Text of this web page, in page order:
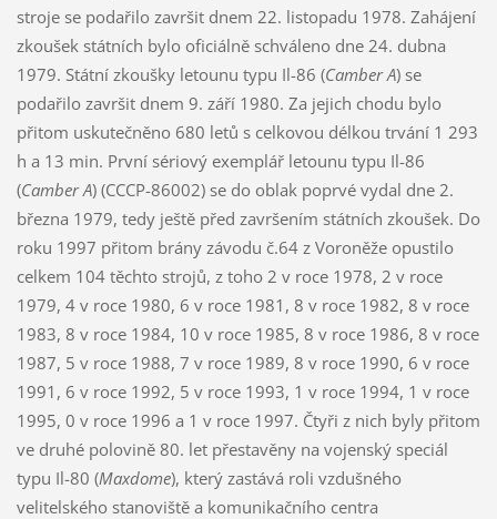
stroje se podařilo završit dnem 22. listopadu 1978. Zahájení
zkoušek státních bylo oficiálně schváleno dne 24. dubna
1979. Státní zkoušky letounu typu Il-86 (Camber A) se
podařilo završit dnem 9. září 1980. Za jejich chodu bylo
přitom uskutečněno 680 letů s celkovou délkou trvání 1 293
h a 13 min. První sériový exemplář letounu typu Il-86
(Camber A) (CCCP-86002) se do oblak poprvé vydal dne 2.
března 1979, tedy ještě před završením státních zkoušek. Do
roku 1997 přitom brány závodu č.64 z Voroněže opustilo
celkem 104 těchto strojů, z toho 2 v roce 1978, 2 v roce
1979, 4 v roce 1980, 6 v roce 1981, 8 v roce 1982, 8 v roce
1983, 8 v roce 1984, 10 v roce 1985, 8 v roce 1986, 8 v roce
1987, 5 v roce 1988, 7 v roce 1989, 8 v roce 1990, 6 v roce
1991, 6 v roce 1992, 5 v roce 1993, 1 v roce 1994, 1 v roce
1995, 0 v roce 1996 a 1 v roce 1997. Čtyři z nich byly přitom
ve druhé polovině 80. let přestavěny na vojenský speciál
typu Il-80 (Maxdome), který zastává roli vzdušného
velitelského stanoviště a komunikačního centra